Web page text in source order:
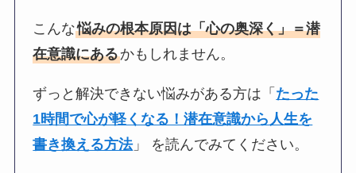
こんな悩みの根本原因は「心の奥深く」＝潜
在意識にあるかもしれません。
ずっと解決できない悩みがある方は「 たった
1時間で心が軽くなる！潜在意識から人生を
書き換える方法」 を読んでみてください。